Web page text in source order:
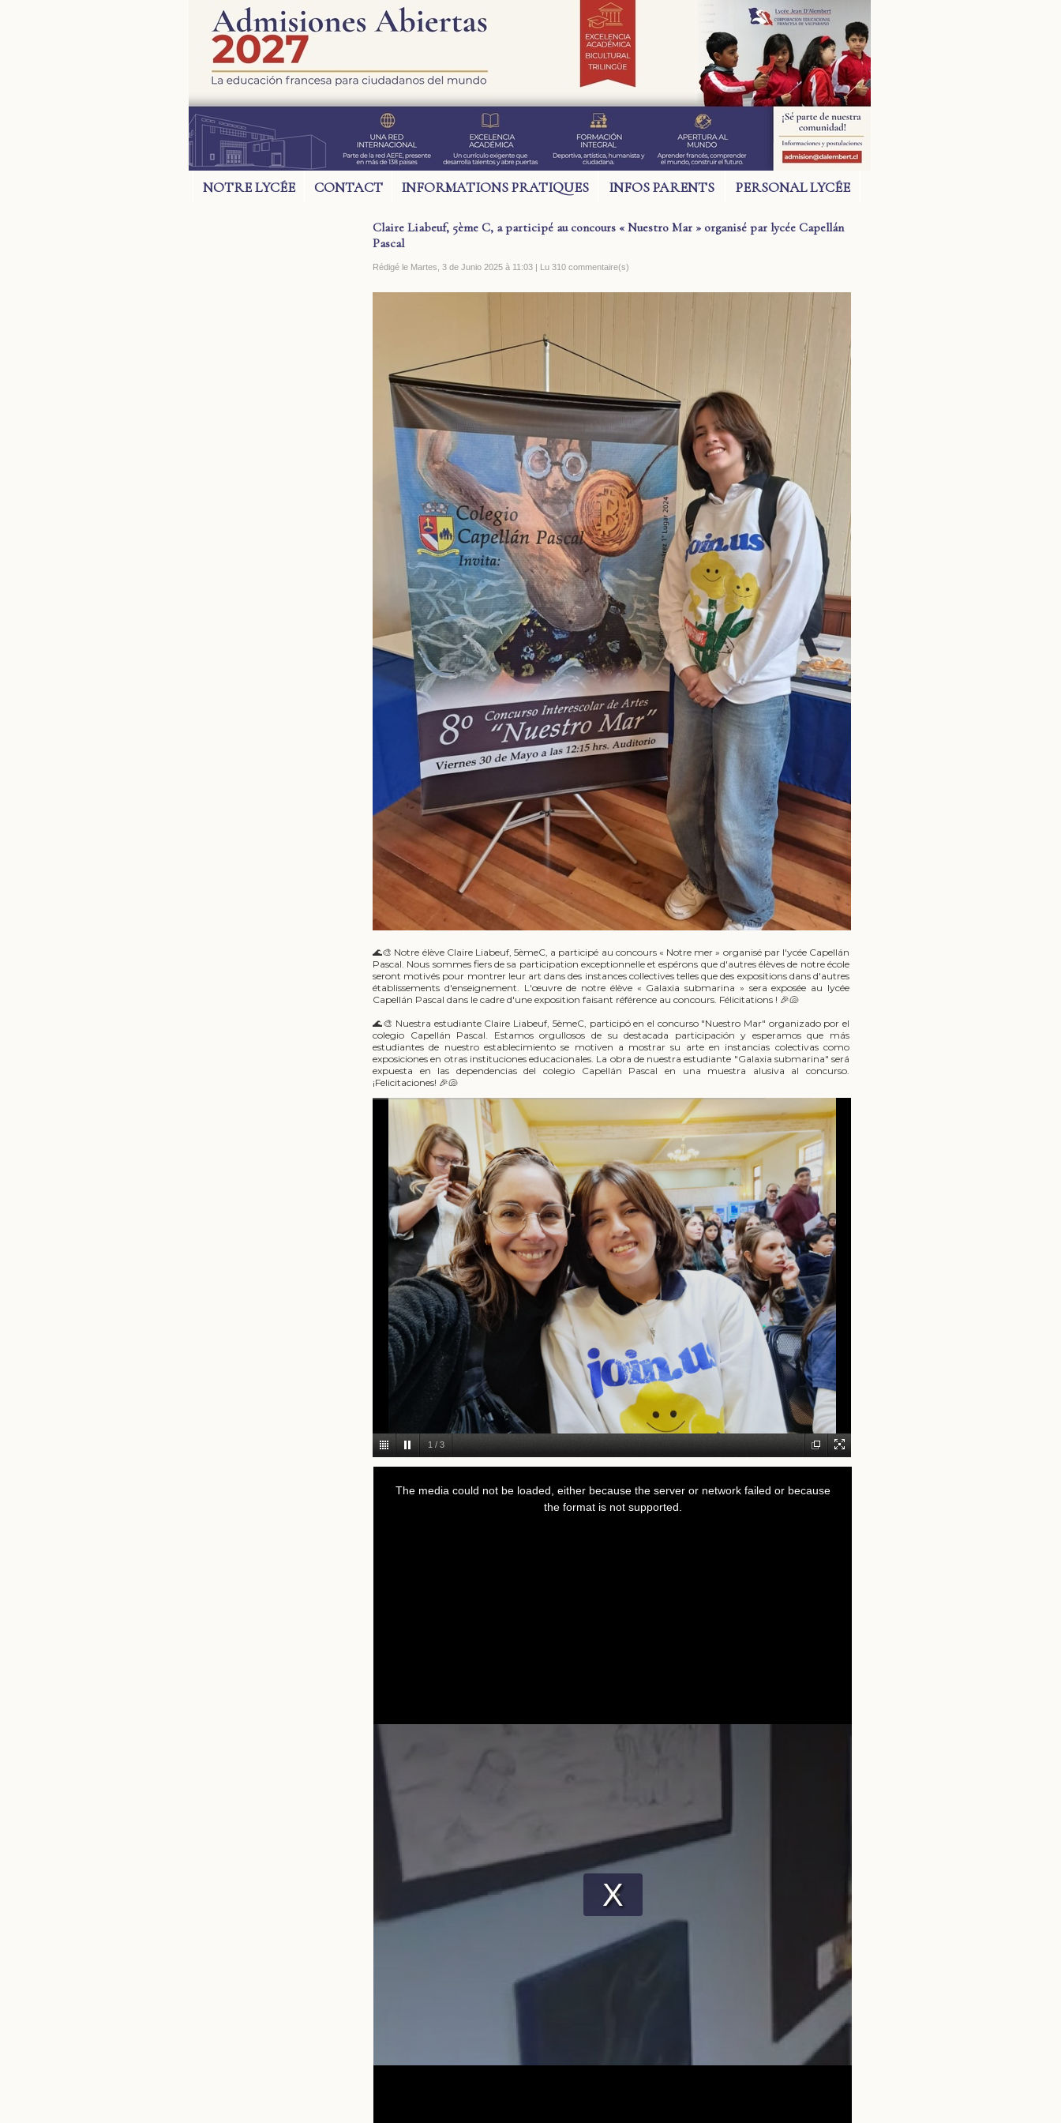
NOTRE LYCÉE CONTACT INFORMATIONS PRATIQUES INFOS PARENTS PERSONAL LYCÉE
Claire Liabeuf, 5ème C, a participé au concours « Nuestro Mar » organisé par lycée Capellán
Pascal
Rédigé le Martes, 3 de Junio 2025 à 11:03 | Lu 310 commentaire(s)
🌊🎨 Notre élève Claire Liabeuf, 5èmeC, a participé au concours « Notre mer » organisé par l'ycée Capellán
Pascal. Nous sommes fiers de sa participation exceptionnelle et espérons que d'autres élèves de notre école
seront motivés pour montrer leur art dans des instances collectives telles que des expositions dans d'autres
établissements d'enseignement. L'œuvre de notre élève « Galaxia submarina » sera exposée au lycée
Capellán Pascal dans le cadre d'une exposition faisant référence au concours. Félicitations ! 🎉🐚
🌊🎨 Nuestra estudiante Claire Liabeuf, 5èmeC, participó en el concurso "Nuestro Mar" organizado por el
colegio Capellán Pascal. Estamos orgullosos de su destacada participación y esperamos que más
estudiantes de nuestro establecimiento se motiven a mostrar su arte en instancias colectivas como
exposiciones en otras instituciones educacionales. La obra de nuestra estudiante "Galaxia submarina" será
expuesta en las dependencias del colegio Capellán Pascal en una muestra alusiva al concurso.
¡Felicitaciones! 🎉🐚
1 / 3